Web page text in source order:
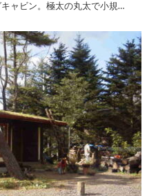
ャビン。極太の丸太で小規…